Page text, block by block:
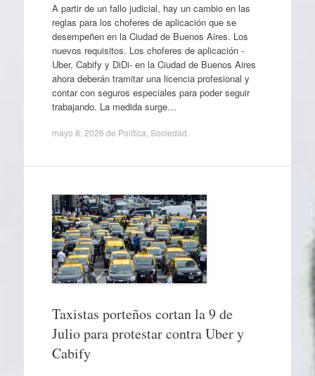
A partir de un fallo judicial, hay un cambio en las
reglas para los choferes de aplicación que se
desempeñen en la Ciudad de Buenos Aires. Los
nuevos requisitos. Los choferes de aplicación -
Uber, Cabify y DiDi- en la Ciudad de Buenos Aires
ahora deberán tramitar una licencia profesional y
contar con seguros especiales para poder seguir
trabajando. La medida surge…
mayo 8, 2026 de Política Sociedad
Taxistas porteños cortan la 9 de
Julio para protestar contra Uber y
Cabify